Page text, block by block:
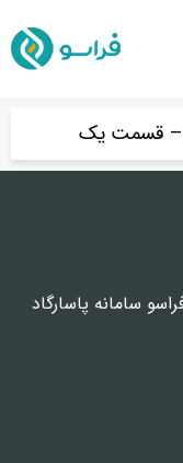
– قسمت یک
سامانه پاسارگاد